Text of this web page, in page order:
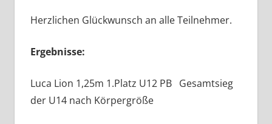
Herzlichen Glückwunsch an alle Teilnehmer.
Ergebnisse:
Luca Lion 1,25m 1.Platz U12 PB Gesamtsieg
der U14 nach Körpergröße